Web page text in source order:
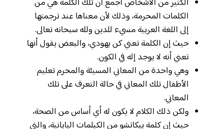
الكثير من الأشخاص أجمع أن تلك الكلمة هي من
الكلمات المحرمة، وذلك لأن معناها عند ترجمتها
إلى اللغة العربية مسيء للدين ولله سبحانه تعالى.
حيث إن الكلمة تعني كن يهودي، والبعض يقول أنها
تعني أنه لا يوجد إله في الكون.
وهي واحدة من المعاني المسيئة والمحرم تعليم
الأطفال تلك المعاني في حالة التعرف على تلك
المعاني.
ولكن ذلك الكلام لا يكون له أي أساس من الصحة،
حيث إن كلمة بيكاتشو من الكبلمات اليابانية، والتي